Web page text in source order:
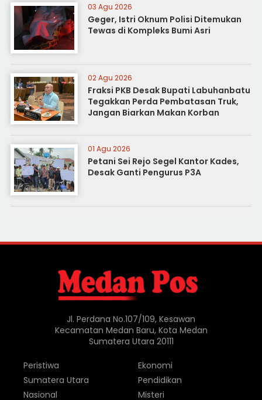
03 Agu 2026
Geger, Istri Oknum Polisi Ditemukan
Tewas di Kompleks Bumi Asri
02 Agu 2026
Fraksi PKB Desak Bupati Labuhanbatu
Tegakkan Perda Pembatasan Truk,
Jangan Biarkan Makan Korban
01 Agu 2026
Petani Sei Rejo Segel Kantor Kades,
Desak Ganti Pengurus P3A
Jl. Perdana No.107/109, Kesawan
Kecamatan Medan Baru, Kota Medan
Sumatera Utara 20111
Peristiwa
Sumatera Utara
Nasional
Ekonomi
Pendidikan
Misteri